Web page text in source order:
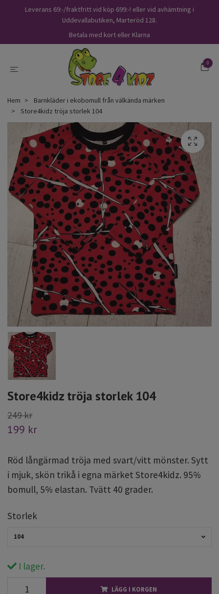
Leverans 69:-/fraktfritt vid köp 699:-! eller vid avhämtning i
Uddevallabutiken, Marteröd 128.
Betala med kort eller Klarna
0
Hem
Barnkläder i ekobomull från välkända märken
Store4kidz tröja storlek 104
Store4kidz tröja storlek 104
249 kr
199 kr
Röd långärmad tröja med svart/vitt mönster. Sytt
i mjuk, skön trikå i egna märket Store4kidz. 95%
bomull, 5% elastan. Tvätt 40 grader.
Storlek
104
I lager.
LÄGG I KORGEN